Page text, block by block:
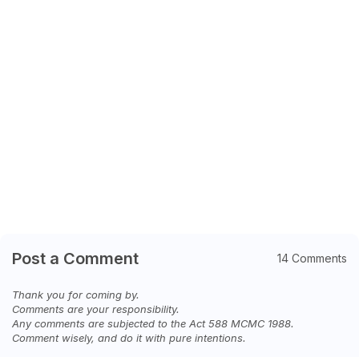
Post a Comment 14 Comments
Thank you for coming by.
Comments are your responsibility.
Any comments are subjected to the Act 588 MCMC 1988.
Comment wisely, and do it with pure intentions.